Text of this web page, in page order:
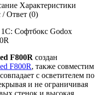
Характеристики
/ Ответ (0)
Софтбокс Godox
F800R создан
F800R, также совместим
с осветителем по
и не ограничивая
стенок и высокая